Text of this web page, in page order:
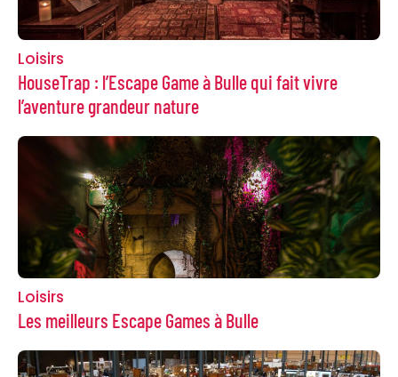
Loisirs
HouseTrap : l’Escape Game à Bulle qui fait vivre
l’aventure grandeur nature
Loisirs
Les meilleurs Escape Games à Bulle